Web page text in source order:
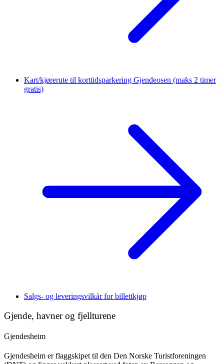
Kart/kjørerute til korttidsparkering Gjendeosen (maks 2 timer
gratis)
Salgs- og leveringsvilkår for billettkjøp
Gjende, havner og fjellturene
Gjendesheim
Gjendesheim er flaggskipet til den Den Norske Turistforeningen